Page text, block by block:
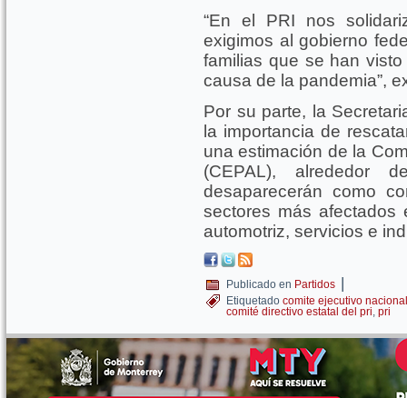
“En el PRI nos
exigimos al gobierno
familias que se han
causa de la pandemia”,
Por su parte, la
la importancia de
una estimación de la
(CEPAL), alrededor
desaparecerán como
sectores más afectados
automotriz, servicios e
Publicado en Partidos |
Etiquetado comite ejecutivo nacional
comité directivo estatal del pri, pri